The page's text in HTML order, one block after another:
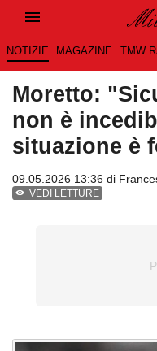
NOTIZIE MAGAZINE TMW
Moretto:
non è
situazione è
09.05.2026 13:36 di
VEDI LETTURE